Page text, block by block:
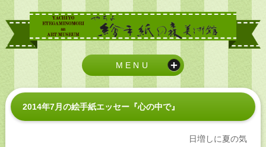
MENU
2014年7月の絵手紙エッセー『心の中で』
日増しに夏の気